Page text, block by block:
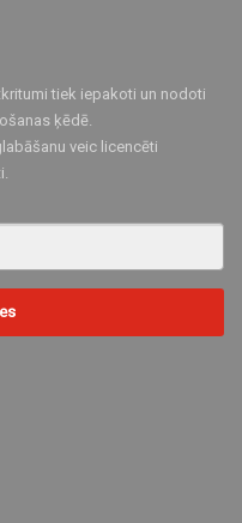
tiek iepakoti un nodoti
ķēdē.
veic licencēti